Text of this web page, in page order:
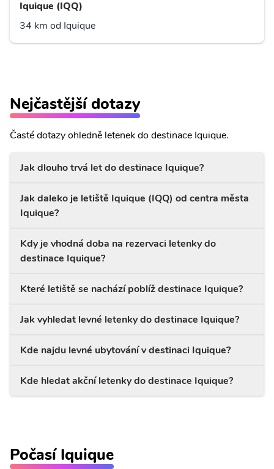
Iquique (IQQ)
34 km od Iquique
Nejčastější dotazy
Časté dotazy ohledně letenek do destinace Iquique.
Jak dlouho trvá let do destinace Iquique?
Jak daleko je letiště Iquique (IQQ) od centra města
Iquique?
Kdy je vhodná doba na rezervaci letenky do
destinace Iquique?
Které letiště se nachází poblíž destinace Iquique?
Jak vyhledat levné letenky do destinace Iquique?
Kde najdu levné ubytování v destinaci Iquique?
Kde hledat akční letenky do destinace Iquique?
Počasí Iquique